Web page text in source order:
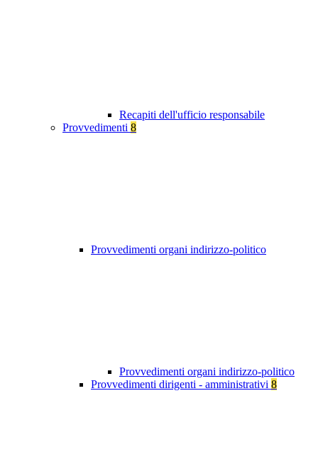
Recapiti dell'ufficio responsabile
Provvedimenti 8
Provvedimenti organi indirizzo-politico
Provvedimenti organi indirizzo-politico
Provvedimenti dirigenti - amministrativi 8